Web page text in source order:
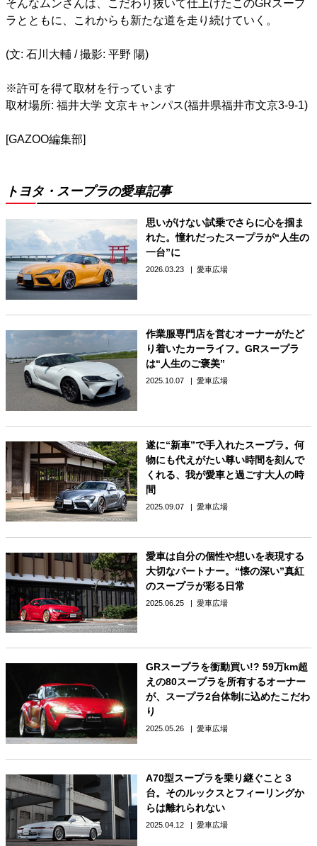
そんなムンさんは、こだわり抜いて仕上げたこのGRスープ
ラとともに、これからも新たな道を走り続けていく。
(文: 石川大輔 / 撮影: 平野 陽)
※許可を得て取材を行っています
取材場所: 福井大学 文京キャンパス(福井県福井市文京3-9-1)
[GAZOO編集部]
トヨタ・スープラの愛車記事
思いがけない試乗でさらに心を掴ま
れた。憧れだったスープラが“人生の
一台”に
2026.03.23 愛車広場
作業服専門店を営むオーナーがたど
り着いたカーライフ。GRスープラ
は“人生のご褒美”
2025.10.07 愛車広場
遂に“新車”で手入れたスープラ。何
物にも代えがたい尊い時間を刻んで
くれる、我が愛車と過ごす大人の時
間
2025.09.07 愛車広場
愛車は自分の個性や想いを表現する
大切なパートナー。“懐の深い”真紅
のスープラが彩る日常
2025.06.25 愛車広場
GRスープラを衝動買い!? 59万km超
えの80スープラを所有するオーナー
が、スープラ2台体制に込めたこだわ
り
2025.05.26 愛車広場
A70型スープラを乗り継ぐこと３
台。そのルックスとフィーリングか
らは離れられない
2025.04.12 愛車広場